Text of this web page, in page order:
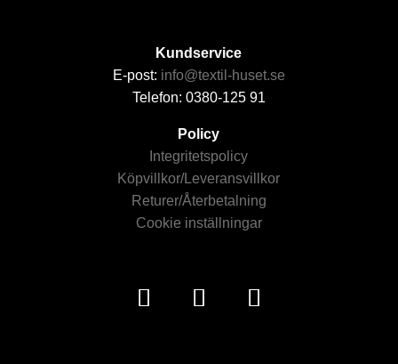
Kundservice
E-post: info@textil-huset.se
Telefon: 0380-125 91
Policy
Integritetspolicy
Köpvillkor/Leveransvillkor
Returer/Återbetalning
Cookie inställningar